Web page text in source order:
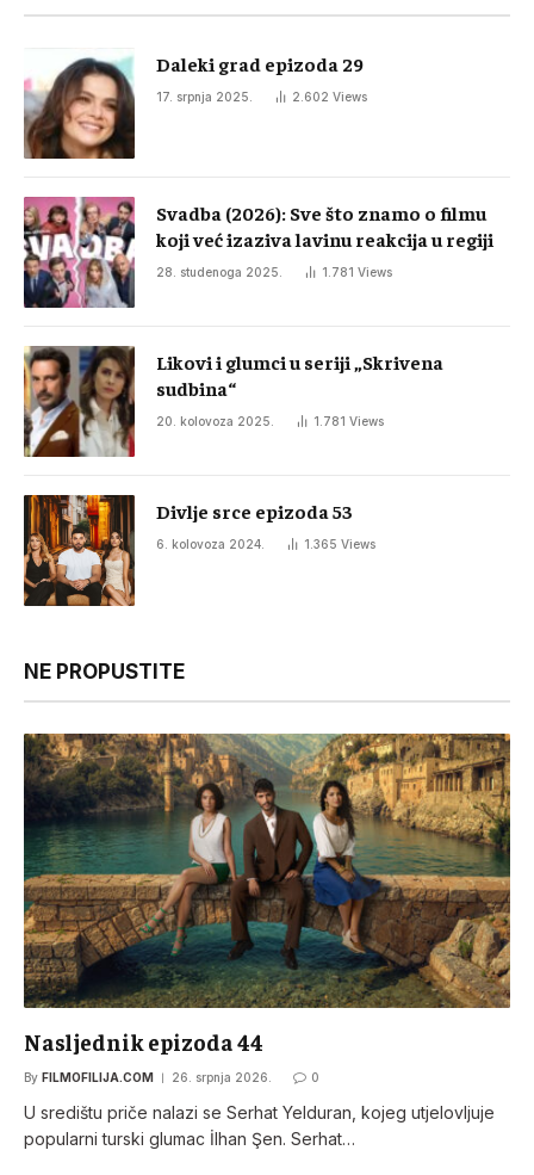
Daleki grad epizoda 29
17. srpnja 2025. 2.602 Views
Svadba (2026): Sve što znamo o filmu
koji već izaziva lavinu reakcija u regiji
28. studenoga 2025. 1.781 Views
Likovi i glumci u seriji „Skrivena
sudbina“
20. kolovoza 2025. 1.781 Views
Divlje srce epizoda 53
6. kolovoza 2024. 1.365 Views
NE PROPUSTITE
Nasljednik epizoda 44
By FILMOFILIJA.COM 26. srpnja 2026. 0
U središtu priče nalazi se Serhat Yelduran, kojeg utjelovljuje
popularni turski glumac İlhan Şen. Serhat…